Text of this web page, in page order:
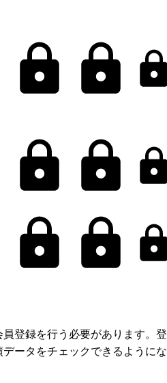
登録を行う必要があります。登
ータをチェックできるようにな